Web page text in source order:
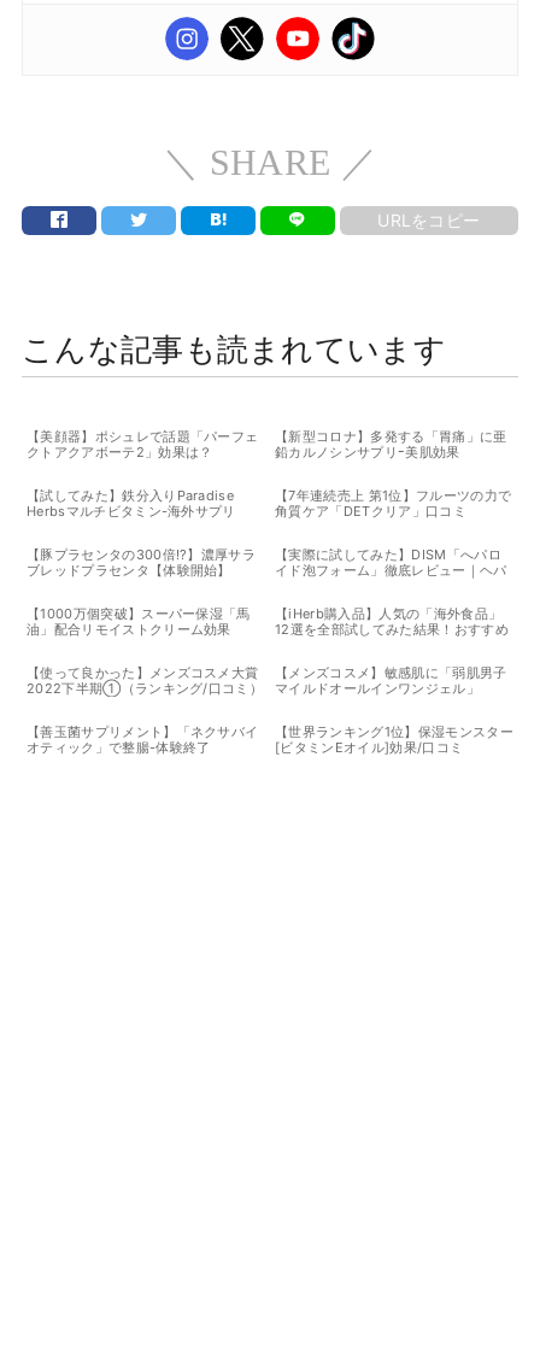
＼ SHARE ／
URLをコピー
こんな記事も読まれています
【美顔器】ポシュレで話題「パーフェ
クトアクアボーテ2」効果は？
【新型コロナ】多発する「胃痛」に亜
鉛カルノシンサプリｰ美肌効果
【試してみた】鉄分入りParadise
Herbsマルチビタミン-海外サプリ
【7年連続売上 第1位】フルーツの力で
角質ケア「DETクリア」口コミ
【豚プラセンタの300倍!?】濃厚サラ
ブレッドプラセンタ【体験開始】
【実際に試してみた】DISM「へパロ
イド泡フォーム」徹底レビュー｜ヘパ
【1000万個突破】スーパー保湿「馬
油」配合リモイストクリーム効果
【iHerb購入品】人気の「海外食品」
12選を全部試してみた結果！おすすめ
【使って良かった】メンズコスメ大賞
2022下半期①（ランキング/口コミ）
【メンズコスメ】敏感肌に「弱肌男子
マイルドオールインワンジェル」
【善玉菌サプリメント】「ネクサバイ
オティック」で整腸-体験終了
【世界ランキング1位】保湿モンスター
[ビタミンEオイル]効果/口コミ